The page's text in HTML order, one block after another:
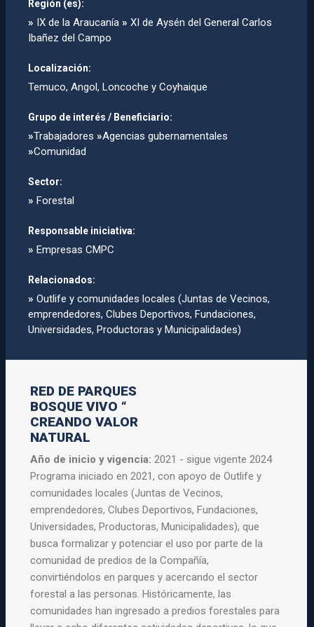
Región (es):
» IX de la Araucanía » XI de Aysén del General Carlos
Ibañez del Campo
Localización:
Temuco, Angol, Loncoche y Coyhaique
Grupo de interés / Beneficiario:
»Trabajadores »Agencias gubernamentales
»Comunidad
Sector:
» Forestal
Responsable iniciativa:
» Empresas CMPC
Relacionados:
» Outlife y comunidades locales (Juntas de Vecinos,
emprendedores, Clubes Deportivos, Fundaciones,
Universidades, Productoras y Municipalidades)
RED DE PARQUES
BOSQUE VIVO “
CREANDO VALOR
NATURAL
Año de inicio y vigencia:2021 - sigue vigente 2024
Programa iniciado en 2021, con apoyo de Outlife y
comunidades locales (Juntas de Vecinos,
emprendedores, Clubes Deportivos, Fundaciones,
Universidades, Productoras, Municipalidades), que
busca formalizar y potenciar el uso por parte de la
comunidad de predios de la Compañía,
convirtiéndolos en parques y acercando el sector
forestal a las personas. Históricamente, las
comunidades han ingresado a predios forestales para